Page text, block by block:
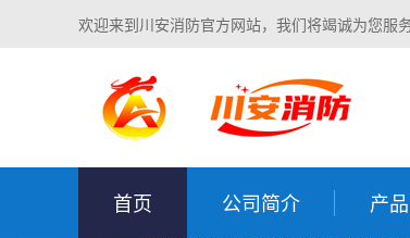
欢迎来到川安消防官方网站，我们将竭诚为您服务
首页 公司简介 产